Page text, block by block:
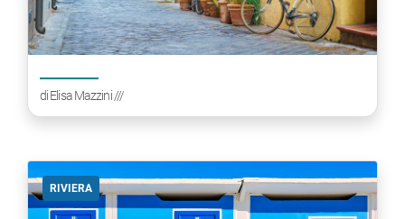
diElisa Mazzini///
RIVIERA